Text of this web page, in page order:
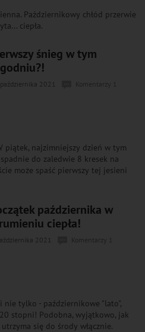
Październikowy chłód przerwie
ciepła.
śnieg w tym
2021
piątek, najzimniejszy dzień w tym
do zaledwie 8 kresek na
może spaść pierwszy tej jesieni
października w
ciepła!
2021
nie tylko - październikowe "lato",
stopni! Podobna, wyjątkowo, jak
się do środy włącznie.